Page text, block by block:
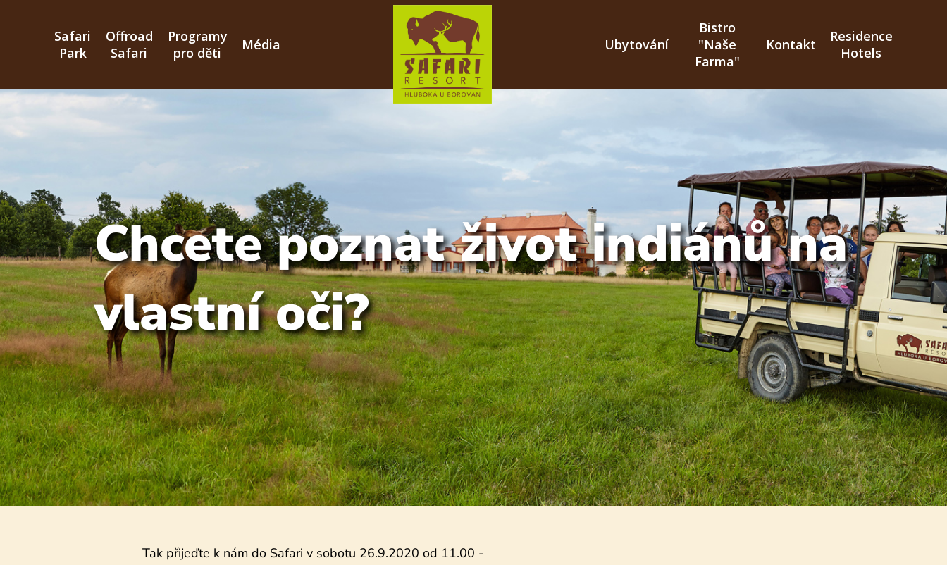
Safari
Park
Offroad
Safari
Programy
pro děti
Média Ubytování
Bistro
"Naše
Farma"
Kontakt
Residence
Hotels
Chcete poznat život indiánů na
vlastní oči?
Tak přijeďte k nám do Safari v sobotu 26.9.2020 od 11.00 -